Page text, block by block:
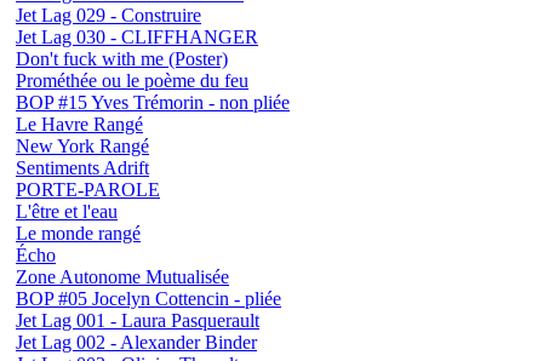
Jet Lag 029 - Construire
Jet Lag 030 - CLIFFHANGER
Don't fuck with me (Poster)
Prométhée ou le poème du feu
BOP #15 Yves Trémorin - non pliée
Le Havre Rangé
New York Rangé
Sentiments Adrift
PORTE-PAROLE
L'être et l'eau
Le monde rangé
Écho
Zone Autonome Mutualisée
BOP #05 Jocelyn Cottencin - pliée
Jet Lag 001 - Laura Pasquerault
Jet Lag 002 - Alexander Binder